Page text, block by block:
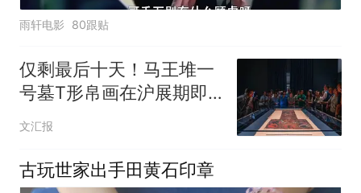
雨轩电影 80跟贴
仅剩最后十天！马王堆一
号墓T形帛画在沪展期即
将结束
文汇报
古玩世家出手田黄石印章